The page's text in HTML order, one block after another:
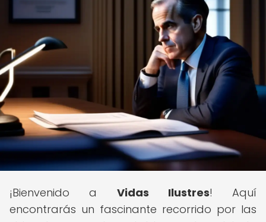
¡Bienvenido a Vidas Ilustres! Aquí
encontrarás un fascinante recorrido por las